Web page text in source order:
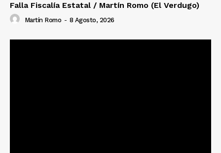
Falla Fiscalía Estatal / Martín Romo (El Verdugo)
Martín Romo - 8 Agosto, 2026